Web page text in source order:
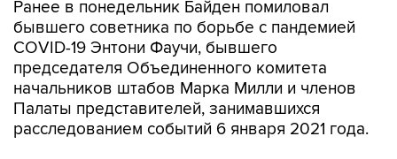
COVID-19 Энтони Фаучи, бывшего
председателя Объединенного комитета
начальников штабов Марка Милли и членов
Палаты представителей, занимавшихся
расследованием событий 6 января 2021 года.
Фаучи, Милли, членам Палаты представителей